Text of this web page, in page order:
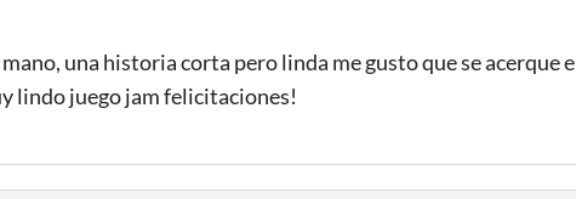
una historia corta pero linda me gusto que se acerque
lindo juego jam felicitaciones!